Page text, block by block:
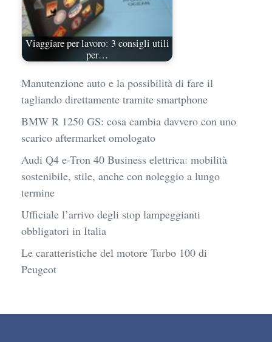
Viaggiare per lavoro: 3 consigli utili
per…
Manutenzione auto e la possibilità di fare il
tagliando direttamente tramite smartphone
BMW R 1250 GS: cosa cambia davvero con uno
scarico aftermarket omologato
Audi Q4 e-Tron 40 Business elettrica: mobilità
sostenibile, stile, anche con noleggio a lungo
termine
Ufficiale l’arrivo degli stop lampeggianti
obbligatori in Italia
Le caratteristiche del motore Turbo 100 di
Peugeot